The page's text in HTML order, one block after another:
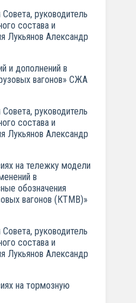
руководитель
состава и
Лукьянов Александр
и дополнений в
вагонов» СЖА
руководитель
состава и
Лукьянов Александр
на тележку модели
в
обозначения
вагонов (КТМВ)»
руководитель
состава и
Лукьянов Александр
на тормозную